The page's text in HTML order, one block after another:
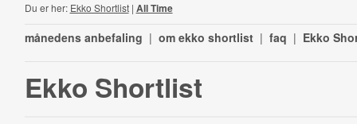
Du er her: Ekko Shortlist| All Time
månedens anbefaling | om ekko shortlist | faq | Ekko
Ekko Shortlist